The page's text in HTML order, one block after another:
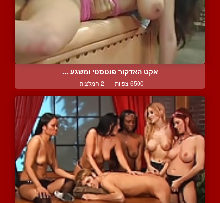
אקט האדקור פנטסטי ומשגע ...
6500 צפיות | 2 המלצות